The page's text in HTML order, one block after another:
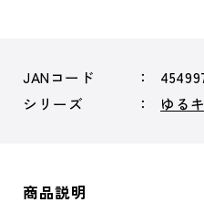
JANコード
シリーズ
ゆる
商品説明